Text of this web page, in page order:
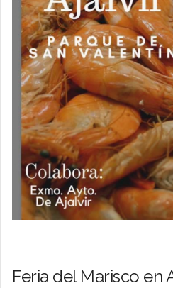
Feria del Marisco en